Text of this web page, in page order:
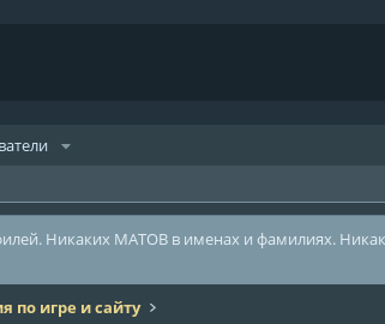
Никаких МАТОВ в именах и фамилиях.
по игре и сайту